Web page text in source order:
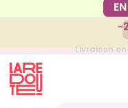
-
Livraison
pour